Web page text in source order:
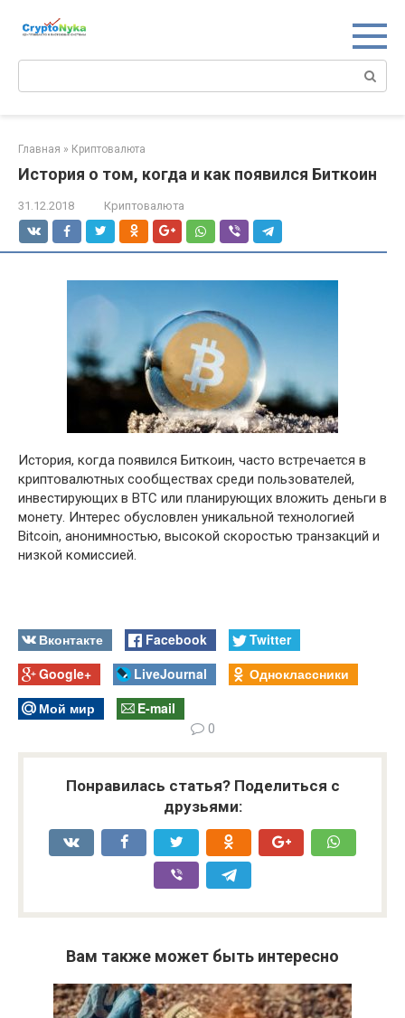
Главная » Криптовалюта
История о том, когда и как появился Биткоин
31.12.2018 Криптовалюта
История, когда появился Биткоин, часто встречается в
криптовалютных сообществах среди пользователей,
инвестирующих в BTC или планирующих вложить деньги в
монету. Интерес обусловлен уникальной технологией
Bitcoin, анонимностью, высокой скоростью транзакций и
низкой комиссией.
Вконтакте Facebook
Twitter
Google+
LiveJournal
Одноклассники
Мой мир
E-mail
0
Понравилась статья? Поделиться с
друзьями:
Вам также может быть интересно